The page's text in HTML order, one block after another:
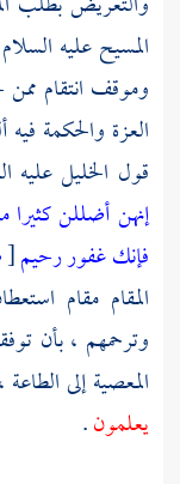
المسيحعليه
وموقف انتقام ممن
العزة والحكمة
قول الخليلعليه
إنهن أضللن
فإنك غفور رحيم[
المقام مقام
وترحمهم ، بأن
المعصية إلى
يعلمون.